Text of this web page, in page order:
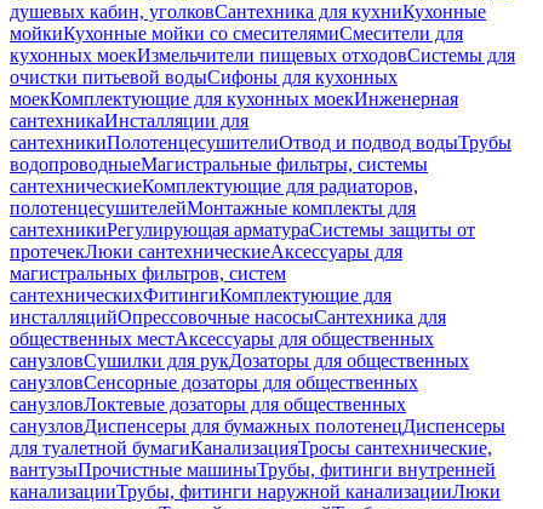
душевых кабин, уголковСантехника для кухниКухонные
мойкиКухонные мойки со смесителямиСмесители для
кухонных моекИзмельчители пищевых отходовСистемы для
очистки питьевой водыСифоны для кухонных
моекКомплектующие для кухонных моекИнженерная
сантехникаИнсталляции для
сантехникиПолотенцесушителиОтвод и подвод водыТрубы
водопроводныеМагистральные фильтры, системы
сантехническиеКомплектующие для радиаторов,
полотенцесушителейМонтажные комплекты для
сантехникиРегулирующая арматураСистемы защиты от
протечекЛюки сантехническиеАксессуары для
магистральных фильтров, систем
сантехническихФитингиКомплектующие для
инсталляцийОпрессовочные насосыСантехника для
общественных местАксессуары для общественных
санузловСушилки для рукДозаторы для общественных
санузловСенсорные дозаторы для общественных
санузловЛоктевые дозаторы для общественных
санузловДиспенсеры для бумажных полотенецДиспенсеры
для туалетной бумагиКанализацияТросы сантехнические,
вантузыПрочистные машиныТрубы, фитинги внутренней
канализацииТрубы, фитинги наружной канализацииЛюки